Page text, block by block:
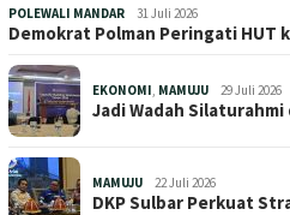
POLEWALI MANDAR 31 Juli 2026
Demokrat Polman Peringati HUT
EKONOMI, MAMUJU 29 Juli 2026
Jadi Wadah
MAMUJU 22 Juli 2026
DKP Sulbar Perkuat